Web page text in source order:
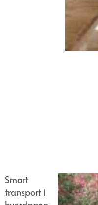
Smart
transport i